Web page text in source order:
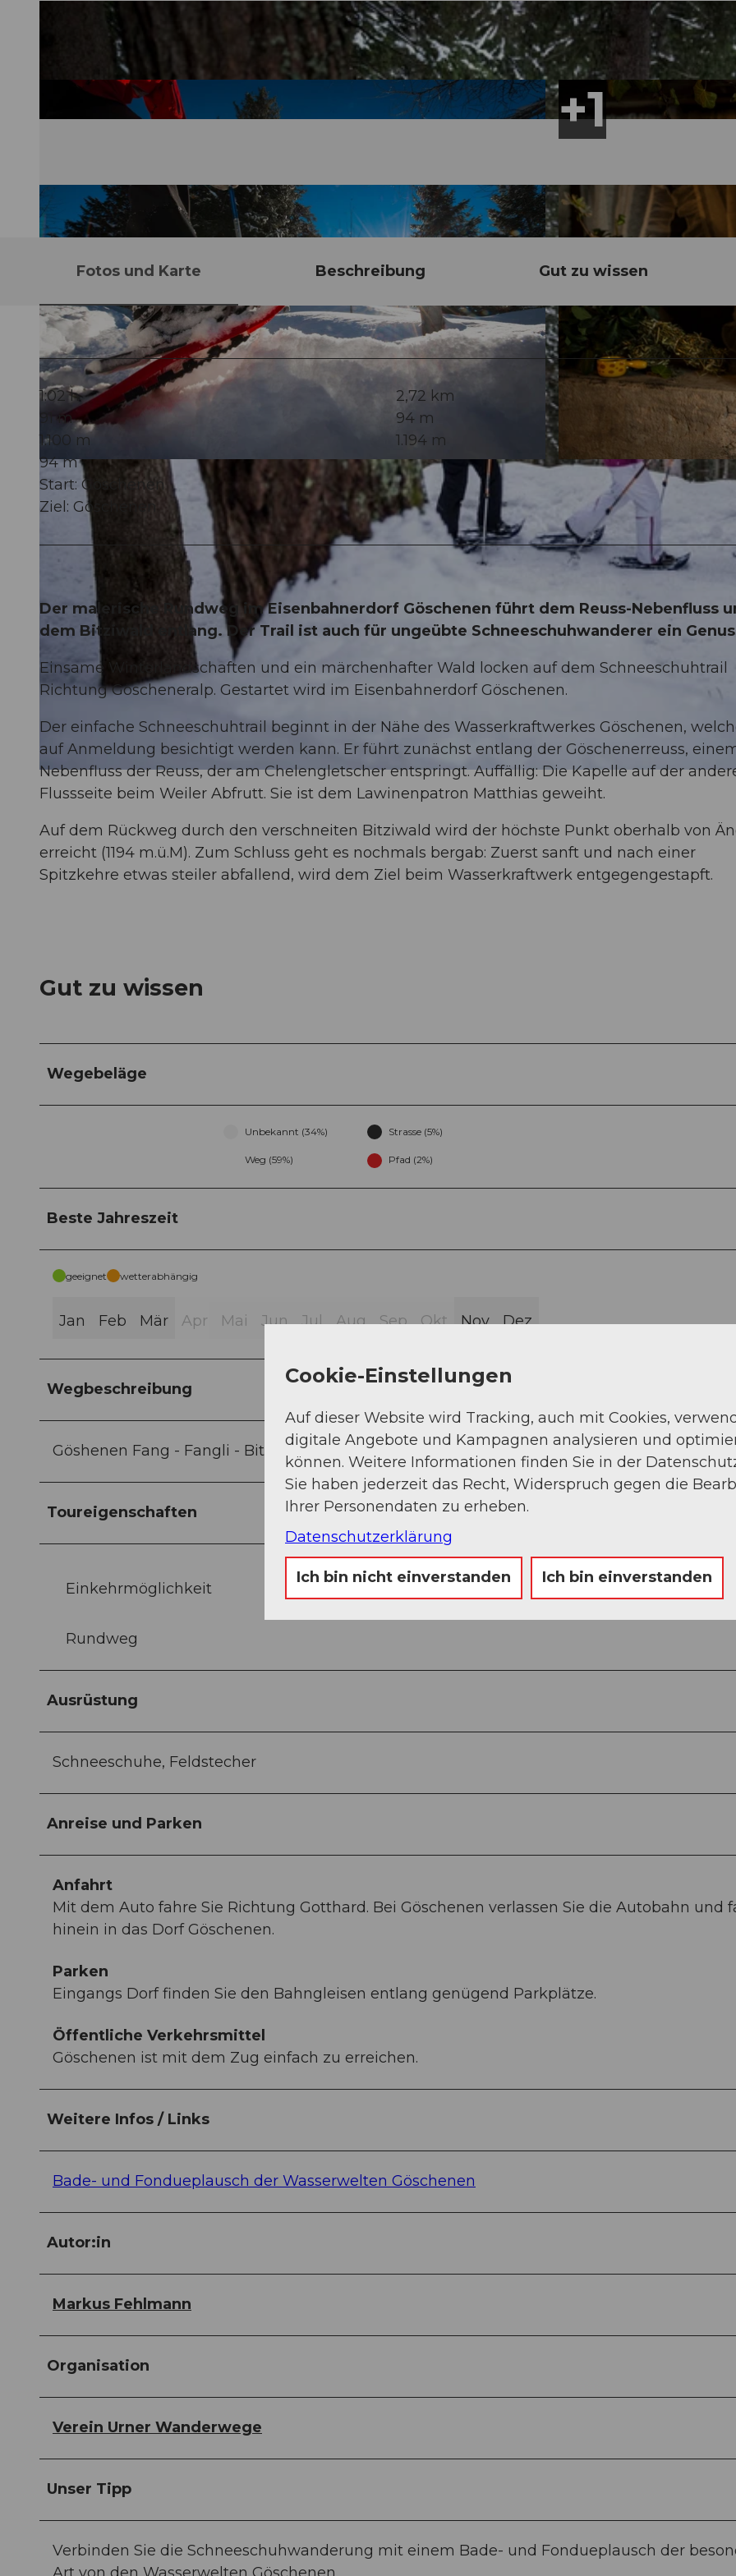
© Andermatt Tourismus GmbH, andermatt.ch |CC-BY
© Andermatt Tourismus GmbH, Verein Urner Wanderwege | © Markus Fehlmann, andermatt.ch |
Fotos und Karte Beschreibung Gut zu wissen
1:02 h
2,72 km
91 m
94 m
1.100 m
1.194 m
94 m
Start: Göschenen
Ziel: Göschenen
Der malerische Rundweg im Eisenbahnerdorf Göschenen führt dem Reuss-Nebenfluss
dem Bitziwald entlang. Der Trail ist auch für ungeübte Schneeschuhwanderer ein
Einsame Winterlandschaften und ein märchenhafter Wald locken auf dem Schneeschuhtrail
Richtung Göscheneralp. Gestartet wird im Eisenbahnerdorf Göschenen.
Der einfache Schneeschuhtrail beginnt in der Nähe des Wasserkraftwerkes Göschenen,
auf Anmeldung besichtigt werden kann. Er führt zunächst entlang der Göschenerreuss,
Nebenfluss der Reuss, der am Chelengletscher entspringt. Auffällig: Die Kapelle auf der
Flussseite beim Weiler Abfrutt. Sie ist dem Lawinenpatron Matthias geweiht.
Auf dem Rückweg durch den verschneiten Bitziwald wird der höchste Punkt oberhalb von
erreicht (1194 m.ü.M). Zum Schluss geht es nochmals bergab: Zuerst sanft und nach einer
Spitzkehre etwas steiler abfallend, wird dem Ziel beim Wasserkraftwerk entgegengestapft.
Gut zu wissen
Wegebeläge
Unbekannt (34%) Strasse (5%)
Weg (59%) Pfad (2%)
Beste Jahreszeit
geeignet wetterabhängig
Jan Feb Mär Apr Mai Jun Jul Aug Sep Okt Nov Dez
Wegbeschreibung
Göshenen Fang - Fangli - Bitzi - Ängi - Stafel - Bitziwald - Stockwald - Fängli - Göschenen
Toureigenschaften
Einkehrmöglichkeit
Rundweg
Ausrüstung
Schneeschuhe, Feldstecher
Anreise und Parken
Anfahrt
Mit dem Auto fahre Sie Richtung Gotthard. Bei Göschenen verlassen Sie die Autobahn und
hinein in das Dorf Göschenen.
Parken
Eingangs Dorf finden Sie den Bahngleisen entlang genügend Parkplätze.
Öffentliche Verkehrsmittel
Göschenen ist mit dem Zug einfach zu erreichen.
Weitere Infos / Links
Bade- und Fondueplausch der Wasserwelten Göschenen
Autor:in
Markus Fehlmann
Organisation
Verein Urner Wanderwege
Unser Tipp
Verbinden Sie die Schneeschuhwanderung mit einem Bade- und Fondueplausch der
Cookie-Einstellungen
Auf dieser Website wird Tracking, auch mit Cookies,
digitale Angebote und Kampagnen analysieren und
können. Weitere Informationen finden Sie in der
Sie haben jederzeit das Recht, Widerspruch gegen die
Ihrer Personendaten zu erheben.
Datenschutzerklärung
Ich bin nicht einverstanden Ich bin einverstanden